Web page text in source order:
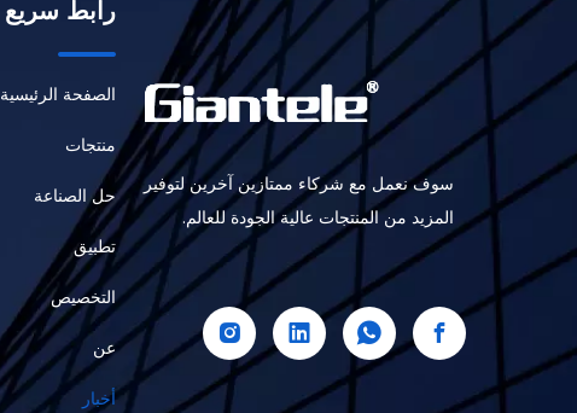
سوف نعمل مع شركاء ممتازين آخرين لتوفير
المزيد من المنتجات عالية الجودة للعالم.
رابط سريع
الصفحة الرئيسية
منتجات
حل الصناعة
تطبيق
التخصيص
عن
أخبار